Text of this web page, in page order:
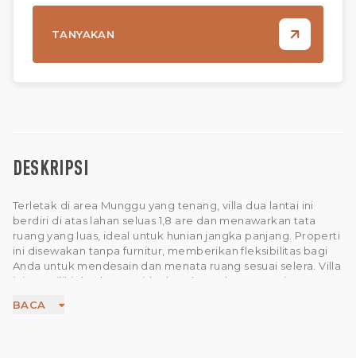
DESKRIPSI
Terletak di area Munggu yang tenang, villa dua lantai ini
berdiri di atas lahan seluas 1,8 are dan menawarkan tata
ruang yang luas, ideal untuk hunian jangka panjang. Properti
ini disewakan tanpa furnitur, memberikan fleksibilitas bagi
Anda untuk mendesain dan menata ruang sesuai selera. Villa
ini memiliki dua kamar tidur berukuran besar, masing-
yang dilengkapi bathtub. Selain itu, terdapat ruang tamu
BACA
TANYAKAN